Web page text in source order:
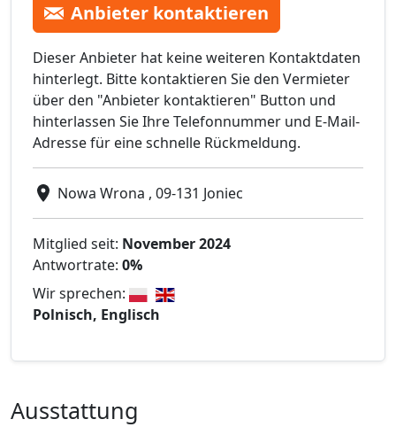
Anbieter kontaktieren
Dieser Anbieter hat keine weiteren Kontaktdaten
hinterlegt. Bitte kontaktieren Sie den Vermieter
über den "Anbieter kontaktieren" Button und
hinterlassen Sie Ihre Telefonnummer und E-Mail-
Adresse für eine schnelle Rückmeldung.
Nowa Wrona , 09-131 Joniec
Mitglied seit: November 2024
Antwortrate: 0%
Wir sprechen:
Polnisch, Englisch
Ausstattung